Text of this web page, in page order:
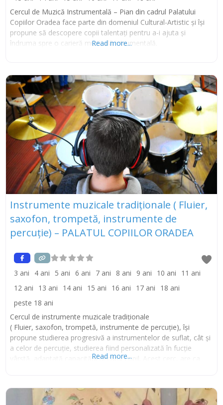
Cercul de Muzică Instrumentală – Pian din cadrul Palatului
Copiilor Oradea face parte din domeniul Cultural-Artistic şi îşi
propune să descopere copii talentaţi pentru a-i ajuta şi
îndruma spre o carieră muzicală intrumentală.
Read more...
Instrumente muzicale tradiționale ( Fluier,
saxofon, trompetă, instrumente de
percuție) – PALATUL COPIILOR ORADEA
3 ani 4 ani 5 ani 6 ani 7 ani 8 ani 9 ani 10 ani
11 ani
12 ani
13 ani 14 ani 15 ani 16 ani 17 ani
18 ani
peste 18 ani
Cercul de instrumente muzicale tradiționale
( Fluier, saxofon, trompetă, instrumente de percuție), își
propune studierea progresivă a instrumentelor de suflat, cât și
a celor de percuție, studierea fiind personalizată în fucție
vârstă, adaptată capacității fiecărui copil. Acest cerc, are ca
nouă etapă de studiu.
Read more...